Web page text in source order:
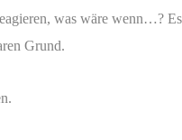
was wäre wenn…?
Grund.